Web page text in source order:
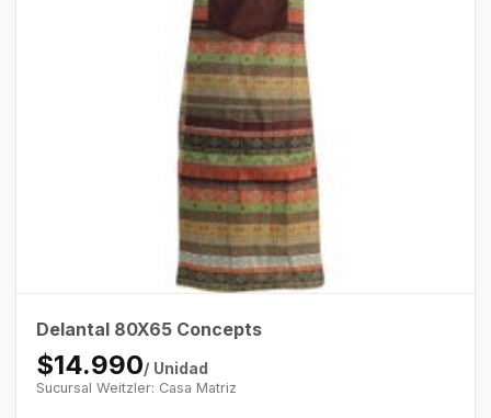
Delantal 80X65 Concepts
$14.990/ Unidad
Sucursal Weitzler: Casa Matriz